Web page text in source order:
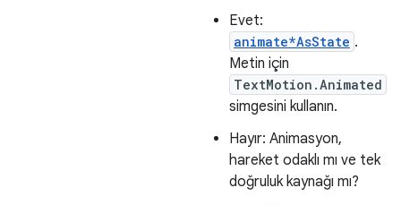
Evet:
animate*AsState .
Metin için
TextMotion.Animated
simgesini kullanın.
Hayır: Animasyon,
hareket odaklı mı ve tek
doğruluk kaynağı mı?